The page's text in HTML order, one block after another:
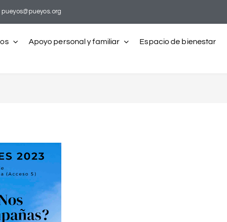
pueyos@pueyos.org
Apoyo personal y familiar Espacio de bienestar